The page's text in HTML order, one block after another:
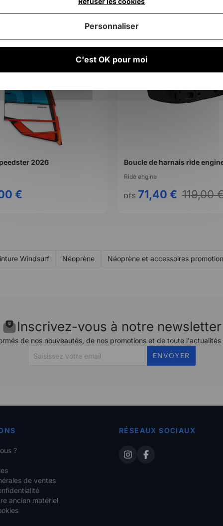
2026
€
Ride engine
DÈS 71,40 € 119,00
Windsurf Néoprène Néoprène et accessoires
Inscrivez-vous à notre newsletter
de nos nouveautés, de nos promotions et de toute
ENVOYER
?
de ventes
ancien matériel
RÉSEAUX SOCIAUX
C'est OK pour moi
Personnaliser